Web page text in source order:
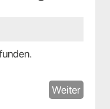
Weiter